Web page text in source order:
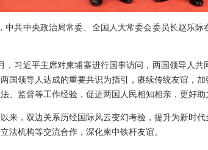
中共中央政治局常委、全国人大常委会委员长赵乐
，习近平主席对柬埔寨进行国事访问，两国领导人
国领导人达成的重要共识为指引，赓续传统友谊，
、监督等工作经验，促进两国人民相知相亲，更好助
来，双边关系历经国际风云变幻考验，提升为新时
法机构等交流合作，深化柬中铁杆友谊。